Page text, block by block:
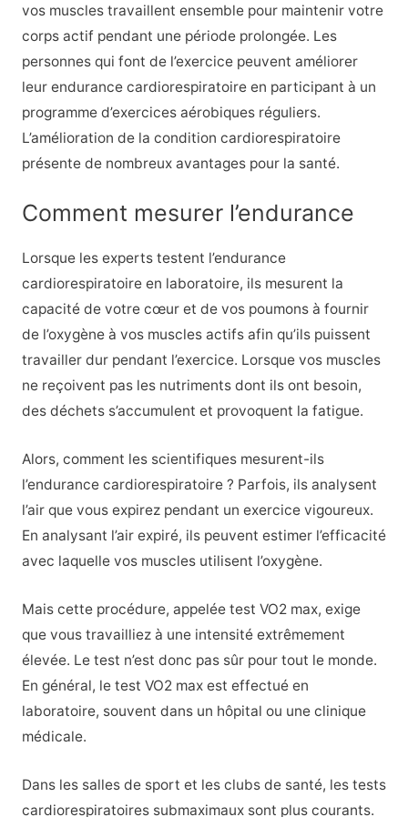
vos muscles travaillent ensemble pour maintenir votre
corps actif pendant une période prolongée. Les
personnes qui font de l’exercice peuvent améliorer
leur endurance cardiorespiratoire en participant à un
programme d’exercices aérobiques réguliers.
L’amélioration de la condition cardiorespiratoire
présente de nombreux avantages pour la santé.
Comment mesurer l’endurance
Lorsque les experts testent l’endurance
cardiorespiratoire en laboratoire, ils mesurent la
capacité de votre cœur et de vos poumons à fournir
de l’oxygène à vos muscles actifs afin qu’ils puissent
travailler dur pendant l’exercice. Lorsque vos muscles
ne reçoivent pas les nutriments dont ils ont besoin,
des déchets s’accumulent et provoquent la fatigue.
Alors, comment les scientifiques mesurent-ils
l’endurance cardiorespiratoire ? Parfois, ils analysent
l’air que vous expirez pendant un exercice vigoureux.
En analysant l’air expiré, ils peuvent estimer l’efficacité
avec laquelle vos muscles utilisent l’oxygène.
Mais cette procédure, appelée test VO2 max, exige
que vous travailliez à une intensité extrêmement
élevée. Le test n’est donc pas sûr pour tout le monde.
En général, le test VO2 max est effectué en
laboratoire, souvent dans un hôpital ou une clinique
médicale.
Dans les salles de sport et les clubs de santé, les tests
cardiorespiratoires submaximaux sont plus courants.